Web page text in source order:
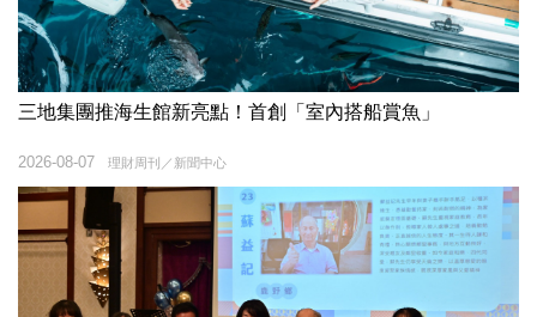
三地集團推海生館新亮點！首創「室內搭船賞魚」
理財周刊／新聞中心
2026-08-07